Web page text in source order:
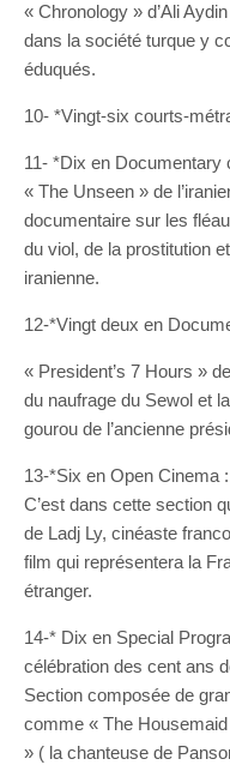
« Chronology » d’Ali
dans la société turque y
éduqués.
10- *Vingt-six courts-
11- *Dix en Documentary
« The Unseen » de
documentaire sur les
du viol, de la prostitution
iranienne.
12-*Vingt deux en
« President’s 7 Hours »
du naufrage du Sewol et
gourou de l’ancienne
13-*Six en Open Cinema :
C’est dans cette section
de Ladj Ly, cinéaste
film qui représentera la
étranger.
14-* Dix en Special
célébration des cent ans
Section composée de
comme « The
» ( la chanteuse de